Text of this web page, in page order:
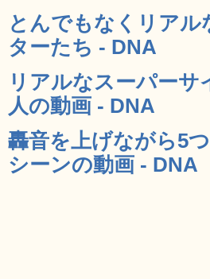
とんでもなくリア
ターたち - DNA
リアルなスーパーサ
人の動画 - DNA
轟音を上げながら5
シーンの動画 - DNA